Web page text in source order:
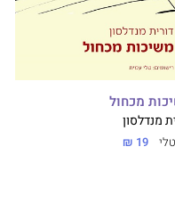
מכחול
מנדלסון
19 ₪